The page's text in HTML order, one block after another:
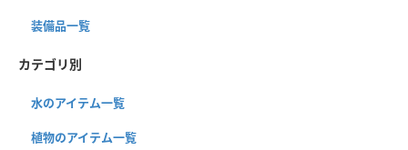
装備品一覧
カテゴリ別
水のアイテム一覧
植物のアイテム一覧